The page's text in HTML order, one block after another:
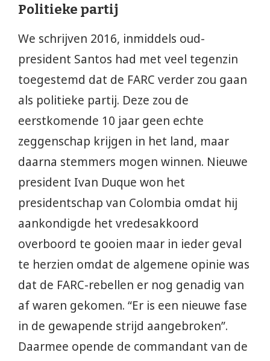
Politieke partij
We schrijven 2016, inmiddels oud-
president Santos had met veel tegenzin
toegestemd dat de FARC verder zou gaan
als politieke partij. Deze zou de
eerstkomende 10 jaar geen echte
zeggenschap krijgen in het land, maar
daarna stemmers mogen winnen. Nieuwe
president Ivan Duque won het
presidentschap van Colombia omdat hij
aankondigde het vredesakkoord
overboord te gooien maar in ieder geval
te herzien omdat de algemene opinie was
dat de FARC-rebellen er nog genadig van
af waren gekomen. “Er is een nieuwe fase
in de gewapende strijd aangebroken”.
Daarmee opende de commandant van de